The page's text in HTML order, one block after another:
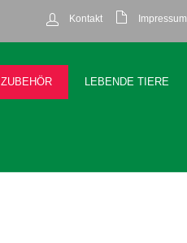
Kontakt Impressum
ZUBEHÖR LEBENDE TIERE